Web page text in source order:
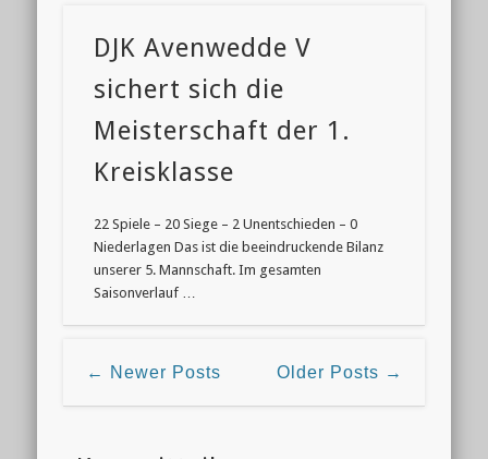
DJK Avenwedde V
sichert sich die
Meisterschaft der 1.
Kreisklasse
22 Spiele – 20 Siege – 2 Unentschieden – 0
Niederlagen Das ist die beeindruckende Bilanz
unserer 5. Mannschaft. Im gesamten
Saisonverlauf …
← Newer Posts Older Posts →